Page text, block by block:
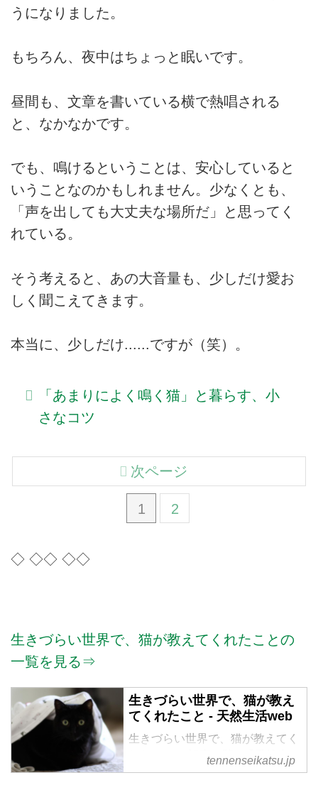
うになりました。
もちろん、夜中はちょっと眠いです。
昼間も、文章を書いている横で熱唱される
と、なかなかです。
でも、鳴けるということは、安心していると
いうことなのかもしれません。少なくとも、
「声を出しても大丈夫な場所だ」と思ってく
れている。
そう考えると、あの大音量も、少しだけ愛お
しく聞こえてきます。
本当に、少しだけ......ですが（笑）。
「あまりによく鳴く猫」と暮らす、小
さなコツ
1 2
次ページ
◇ ◇◇ ◇◇
生きづらい世界で、猫が教えてくれたことの
一覧を見る⇒
生きづらい世界で、猫が教え
てくれたこと - 天然生活web
生きづらい世界で、猫が教えてく
れたこと の記事一覧 - 『天然生
活』が運営する暮らしの情報サイ
tennenseikatsu.jp